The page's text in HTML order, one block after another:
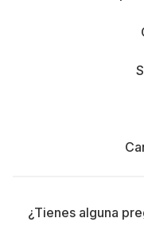
¿Tienes alguna